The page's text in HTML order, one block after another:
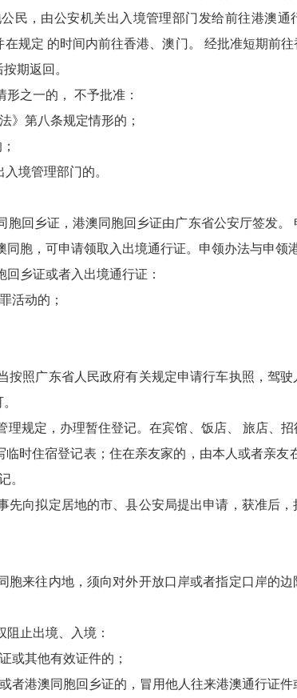
民，由公安机关出入境管理部门发给前往港澳通
规定 的时间内前往香港、澳门。 经批准短期前
期返回。
之一的， 不予批准：
》第八条规定情形的；
境管理部门的。
回乡证，港澳同胞回乡证由广东省公安厅签发。
胞，可申请领取入出境通行证。申领办法与申领
乡证或者入出境通行证：
活动的；
按照广东省人民政府有关规定申请行车执照，驾
理规定，办理暂住登记。在宾馆、饭店、 旅店、
时住宿登记表；住在亲友家的，由本人或者亲友
。
先向拟定居地的市、县公安局提出申请，获准后
来往内地，须向对外开放口岸或者指定口岸的边
止出境、入境：
或其他有效证件的；
者港澳同胞回乡证的，冒用他人往来港澳通行证件